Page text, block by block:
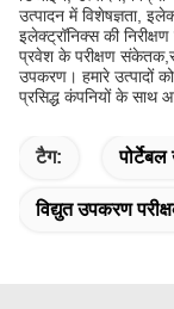
उत्पादन में विशेषज्ञता,
इलेक्ट्रॉनिक्स की
प्रवेश के परीक्षण
उपकरण। हमारे उत्पादों
प्रसिद्ध कंपनियों के साथ
टैग:
विद्युत उपकरण